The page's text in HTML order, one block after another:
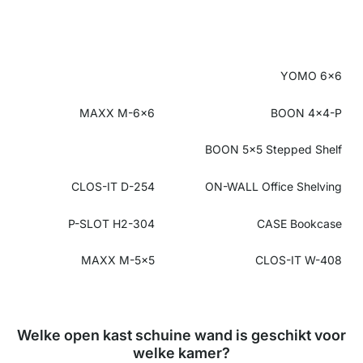
YOMO 6x6
MAXX M-6x6 BOON 4x4-P
BOON 5x5 Stepped Shelf
CLOS-IT D-254 ON-WALL Office Shelving
P-SLOT H2-304 CASE Bookcase
MAXX M-5x5 CLOS-IT W-408
Welke open kast schuine wand is geschikt voor
welke kamer?